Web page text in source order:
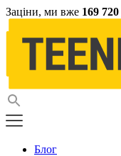
Заціни, ми вже 169 720
Блог